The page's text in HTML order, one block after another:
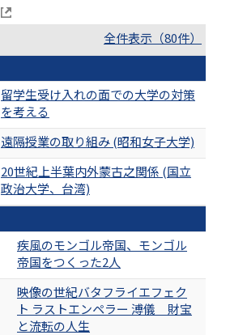
全件表示（80件）
留学生受け入れの面での大学の対策
を考える
遠隔授業の取り組み (昭和女子大学)
20世紀上半葉内外蒙古之関係 (国立
政治大学、台湾)
疾風のモンゴル帝国、モンゴル
帝国をつくった2人
映像の世紀バタフライエフェク
ト ラストエンペラー 溥儀 財宝
と流転の人生